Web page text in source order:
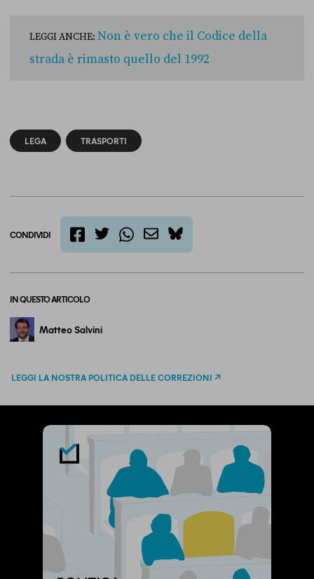
LEGGI ANCHE: Non è vero che il Codice della
strada è rimasto quello del 1992
LEGA TRASPORTI
CONDIVIDI
bluesky
IN QUESTO ARTICOLO
Matteo Salvini
LEGGI LA NOSTRA POLITICA DELLE CORREZIONI